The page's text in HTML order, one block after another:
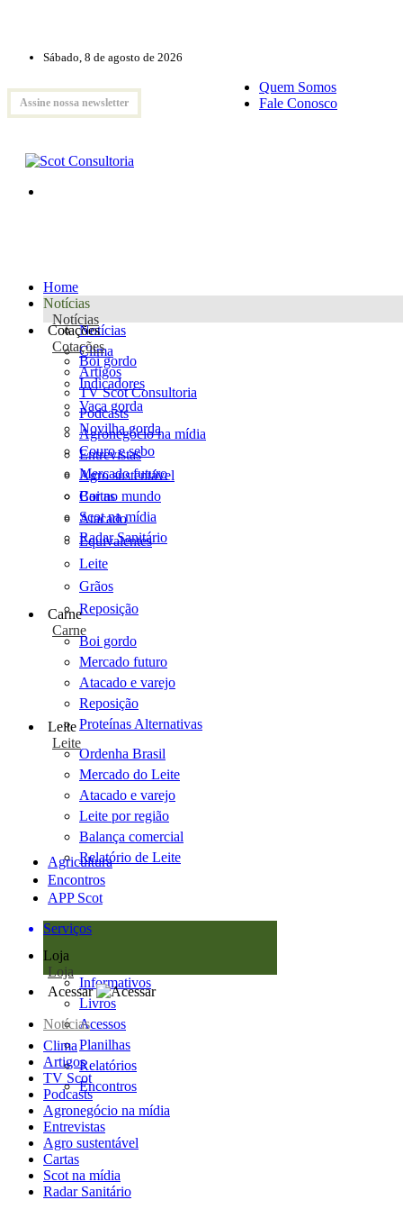
Sábado, 8 de agosto de 2026
Assine nossa newsletter
Quem Somos
Fale Conosco
Home
Notícias
Notícias
Notícias
Clima
Artigos
TV Scot Consultoria
Podcasts
Agronegócio na mídia
Entrevistas
Agro sustentável
Cartas
Scot na mídia
Radar Sanitário
Cotações
Cotações
Boi gordo
Indicadores
Vaca gorda
Novilha gorda
Couro e sebo
Mercado futuro
Boi no mundo
Atacado
Equivalentes
Leite
Grãos
Reposição
Carne
Carne
Boi gordo
Mercado futuro
Atacado e varejo
Reposição
Proteínas Alternativas
Leite
Leite
Ordenha Brasil
Mercado do Leite
Atacado e varejo
Leite por região
Balança comercial
Relatório de Leite
Agricultura
Encontros
APP Scot
Serviços
Loja
Loja
Informativos
Livros
Acessos
Planilhas
Relatórios
Encontros
Acessar
Notícias
Clima
Artigos
TV Scot
Podcasts
Agronegócio na mídia
Entrevistas
Agro sustentável
Cartas
Scot na mídia
Radar Sanitário